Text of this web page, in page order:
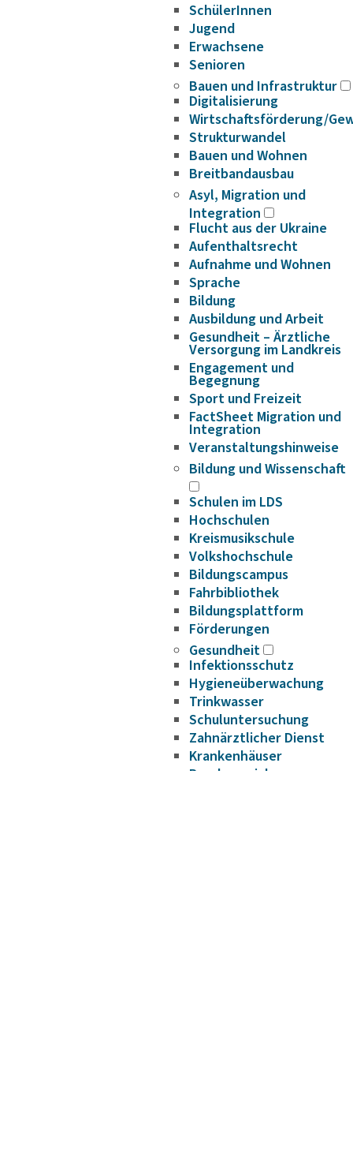
SchülerInnen
Jugend
Erwachsene
Senioren
Bauen und Infrastruktur
Digitalisierung
Wirtschaftsförderung/
Strukturwandel
Bauen und Wohnen
Breitbandausbau
Asyl, Migration und
Integration
Flucht aus der Ukraine
Aufenthaltsrecht
Aufnahme und Wohnen
Sprache
Bildung
Ausbildung und Arbeit
Gesundheit – Ärztliche
Versorgung im Landkreis
Engagement und
Begegnung
Sport und Freizeit
FactSheet Migration und
Integration
Veranstaltungshinweise
Bildung und Wissenschaft
Schulen im LDS
Hochschulen
Kreismusikschule
Volkshochschule
Bildungscampus
Fahrbibliothek
Bildungsplattform
Förderungen
Gesundheit
Infektionsschutz
Hygieneüberwachung
Trinkwasser
Schuluntersuchung
Zahnärztlicher Dienst
Krankenhäuser
Psychosoziale